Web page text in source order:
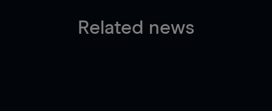
Related news